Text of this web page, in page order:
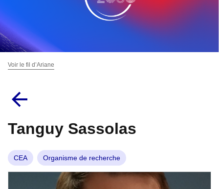
Voir le fil d’Ariane
Tanguy Sassolas
CEA Organisme de recherche